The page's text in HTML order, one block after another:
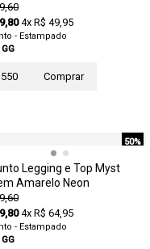
4x R$ 49,95
- Estampado
GG
550 Comprar
50%
Legging e Top Myst
Amarelo Neon
4x R$ 64,95
- Estampado
GG